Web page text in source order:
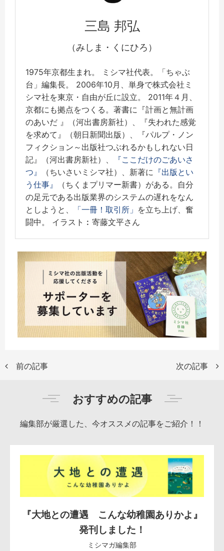
三島 邦弘
（みしま・くにひろ）
1975年京都生まれ。 ミシマ社代表。「ちゃぶ
台」編集長。 2006年10月、単身で株式会社ミ
シマ社を東京・自由が丘に設立。 2011年４月、
京都にも拠点をつくる。著書に『計画と無計画
のあいだ 』（河出書房新社）、『失われた感覚
を求めて』（朝日新聞出版）、『パルプ・ノン
フィクション～出版社つぶれるかもしれない日
記』（河出書房新社）、
『ここだけのごあいさ
つ』
（ちいさいミシマ社）、新著に 『出版とい
う仕事』
（ちくまプリマー新書）がある。自分
の足元である出版業界のシステムの遅れをなん
としようと、
「一冊！取引所」 を立ち上げ、奮
闘中。 イラスト︰寄藤文平さん
前の記事 次の記事
おすすめの記事
編集部が厳選した、今オススメの記事をご紹介！！
『大地との遭遇 こんな幼稚園ありかよ』
発刊しました！
ミシマガ編集部